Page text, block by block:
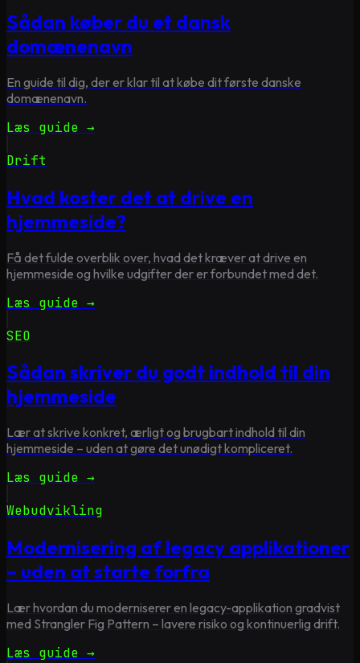
Sådan køber du et dansk
domænenavn
En guide til dig, der er klar til at købe dit første danske
domænenavn.
Læs guide →
Drift
Hvad koster det at drive en
hjemmeside?
Få det fulde overblik over, hvad det kræver at drive en
hjemmeside og hvilke udgifter der er forbundet med det.
Læs guide →
SEO
Sådan skriver du godt indhold til din
hjemmeside
Lær at skrive konkret, ærligt og brugbart indhold til din
hjemmeside – uden at gøre det unødigt kompliceret.
Læs guide →
Webudvikling
Modernisering af legacy applikationer
– uden at starte forfra
Lær hvordan du moderniserer en legacy-applikation gradvist
med Strangler Fig Pattern – lavere risiko og kontinuerlig drift.
Læs guide →